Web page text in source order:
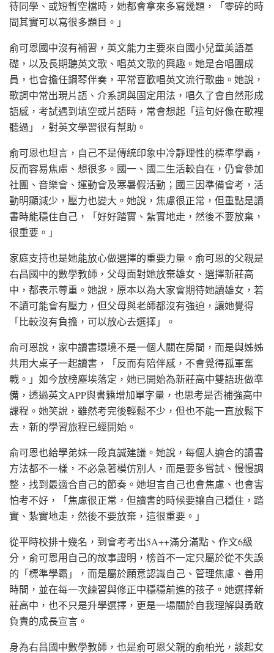
待同學、或短暫空檔時，她都會拿來多寫幾題，「零碎的時
間其實可以寫很多題目。」
俞可恩國中沒有補習，英文能力主要來自國小兒童美語基
礎，以及長期聽英文歌、唱英文歌的興趣。她是合唱團成
員，也會擔任鋼琴伴奏，平常喜歡唱英文流行歌曲。她說，
歌詞中常出現片語、介系詞與固定用法，唱久了會自然形成
語感，考試遇到填空或片語時，常會想起「這句好像在歌裡
聽過」，對英文學習很有幫助。
俞可恩也坦言，自己不是傳統印象中冷靜理性的標準學霸，
反而容易焦慮、想很多。國一、國二生活較自在，仍會參加
社團、音樂會、運動會及寒暑假活動；國三因準備會考，活
動明顯減少，壓力也變大。她說，焦慮很正常，但重點是讀
書時能穩住自己，「好好踏實、紮實地走，然後不要放棄，
很重要。」
家庭支持也是她能放心做選擇的重要力量。俞可恩的父親是
右昌國中的數學教師，父母面對她放棄雄女、選擇新莊高
中，都表示尊重。她說，原本以為大家會期待她讀雄女，若
不讀可能會有壓力，但父母與老師都沒有強迫，讓她覺得
「比較沒有負擔，可以放心去選擇」。
俞可恩說，家中讀書環境不是一個人關在房間，而是與姊姊
共用大桌子一起讀書，「反而有陪伴感，不會覺得孤軍奮
戰。」如今放榜塵埃落定，她已開始為新莊高中雙語班做準
備，透過英文APP與書籍增加單字量，也思考是否補強高中
課程。她笑說，雖然考完後輕鬆不少，但也不能一直放鬆下
去，新的學習旅程已經開始。
俞可恩也給學弟妹一段真誠建議。她說，每個人適合的讀書
方法都不一樣，不必急著模仿別人，而是要多嘗試、慢慢調
整，找到最適合自己的節奏。她坦言自己也會焦慮、也會害
怕考不好，「焦慮很正常，但讀書的時候要讓自己穩住，踏
實、紮實地走，然後不要放棄，這很重要。」
從平時校排十幾名，到會考考出5A++滿分滿點、作文6級
分，俞可恩用自己的故事證明，榜首不一定只屬於從不失誤
的「標準學霸」，而是屬於願意認識自己、管理焦慮、善用
時間，並在每一次練習與修正中穩穩前進的孩子。她選擇新
莊高中，也不只是升學選擇，更是一場關於自我理解與勇敢
負責的成長宣言。
身為右昌國中數學教師，也是俞可恩父親的俞柏光，談起女